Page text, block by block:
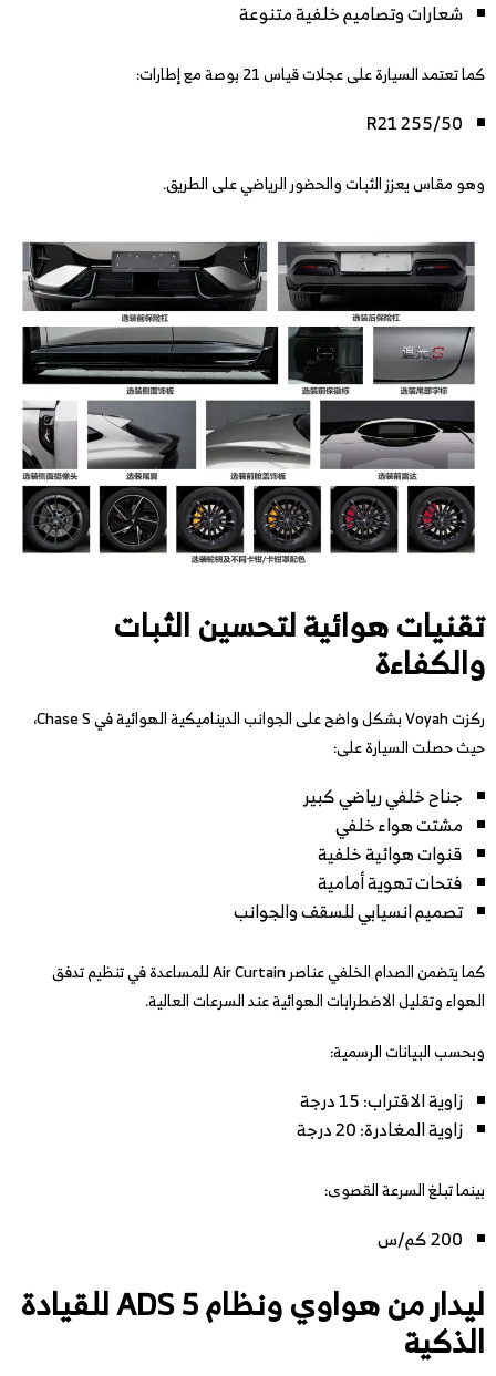
شعارات وتصاميم خلفية متنوعة
كما تعتمد السيارة على عجلات قياس 21 بوصة مع إطارات:
255/50 R21
وهو مقاس يعزز الثبات والحضور الرياضي على الطريق.
تقنيات هوائية لتحسين الثبات
والكفاءة
ركزت Voyah بشكل واضح على الجوانب الديناميكية الهوائية في Chase S،
حيث حصلت السيارة على:
جناح خلفي رياضي كبير
مشتت هواء خلفي
قنوات هوائية خلفية
فتحات تهوية أمامية
تصميم انسيابي للسقف والجوانب
كما يتضمن الصدام الخلفي عناصر Air Curtain للمساعدة في تنظيم تدفق
الهواء وتقليل الاضطرابات الهوائية عند السرعات العالية.
وبحسب البيانات الرسمية:
زاوية الاقتراب: 15 درجة
زاوية المغادرة: 20 درجة
بينما تبلغ السرعة القصوى:
200 كم/س
ليدار من هواوي ونظام ADS 5 للقيادة
الذكية